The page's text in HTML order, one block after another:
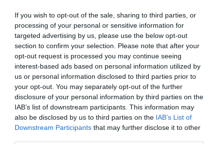
If you wish to opt-out of the sale, sharing to third parties, or
processing of your personal or sensitive information for
targeted advertising by us, please use the below opt-out
section to confirm your selection. Please note that after your
opt-out request is processed you may continue seeing
interest-based ads based on personal information utilized by
us or personal information disclosed to third parties prior to
your opt-out. You may separately opt-out of the further
disclosure of your personal information by third parties on the
IAB’s list of downstream participants. This information may
also be disclosed by us to third parties on the IAB’s List of
Downstream Participants that may further disclose it to other
dettagli
Alessandra
Italia
Agosto 2013
Coppia età media superiore ai 35 anni
BUONO
7/10
Ritornerebbe in questo hotel?
SI
dettagli
Jose Ramon
Spagna
CARINO
6.8